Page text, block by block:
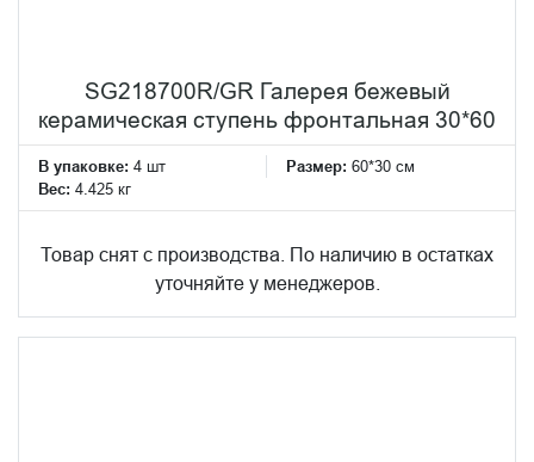
SG218700R/GR Галерея бежевый
керамическая ступень фронтальная 30*60
В упаковке: 4 шт Размер: 60*30 см
Вес: 4.425 кг
Товар снят с производства. По наличию в остатках
уточняйте у менеджеров.